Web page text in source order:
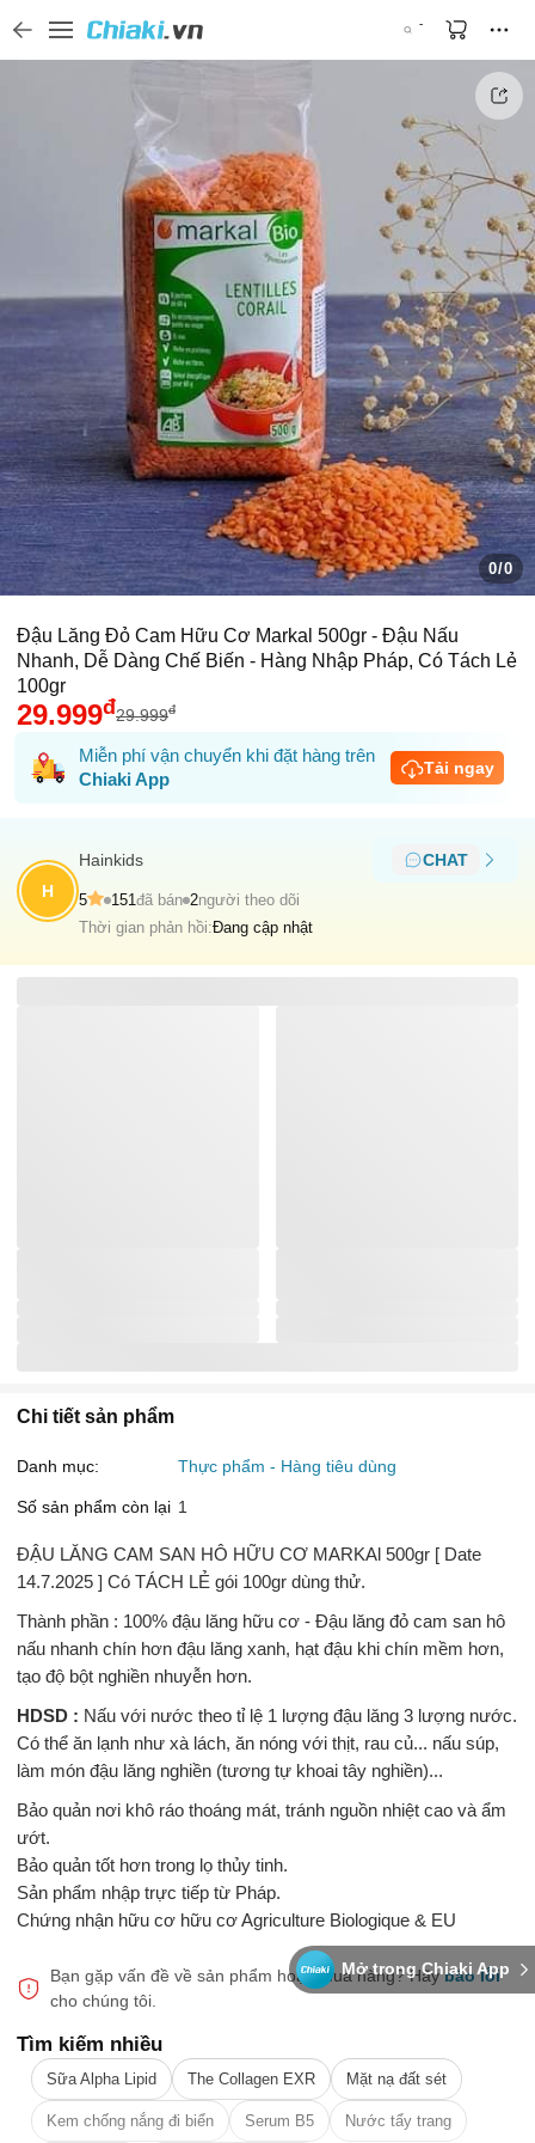
0/0
Mở trong Chiaki App
Đậu Lăng Đỏ Cam Hữu Cơ Markal 500gr - Đậu Nấu
Nhanh, Dễ Dàng Chế Biến - Hàng Nhập Pháp, Có Tách Lẻ
100gr
29.999đ29.999đ
Miễn phí vận chuyển khi đặt hàng trên
Chiaki App
Tải ngay
H
Hainkids CHAT
5 151đã bán 2người theo dõi
Thời gian phản hồi:Đang cập nhật
Chi tiết sản phẩm
Danh mục: Thực phẩm - Hàng tiêu dùng
Số sản phẩm còn lại 1
ĐẬU LĂNG CAM SAN HÔ HỮU CƠ MARKAl 500gr [ Date
14.7.2025 ] Có TÁCH LẺ gói 100gr dùng thử.
Thành phần : 100% đậu lăng hữu cơ - Đậu lăng đỏ cam san hô
nấu nhanh chín hơn đậu lăng xanh, hạt đậu khi chín mềm hơn,
tạo độ bột nghiền nhuyễn hơn.
HDSD : Nấu với nước theo tỉ lệ 1 lượng đậu lăng 3 lượng nước.
Có thể ăn lạnh như xà lách, ăn nóng với thịt, rau củ... nấu súp,
làm món đậu lăng nghiền (tương tự khoai tây nghiền)...
Bảo quản nơi khô ráo thoáng mát, tránh nguồn nhiệt cao và ẩm
ướt.
Bảo quản tốt hơn trong lọ thủy tinh.
Sản phẩm nhập trực tiếp từ Pháp.
Chứng nhận hữu cơ hữu cơ Agriculture Biologique & EU
Bạn gặp vấn đề về sản phẩm hoặc mua hàng? Hãybáo lỗi
cho chúng tôi.
Tìm kiếm nhiều
Sữa Alpha Lipid The Collagen EXR Mặt nạ đất sét
Kem chống nắng đi biển Serum B5 Nước tẩy trang